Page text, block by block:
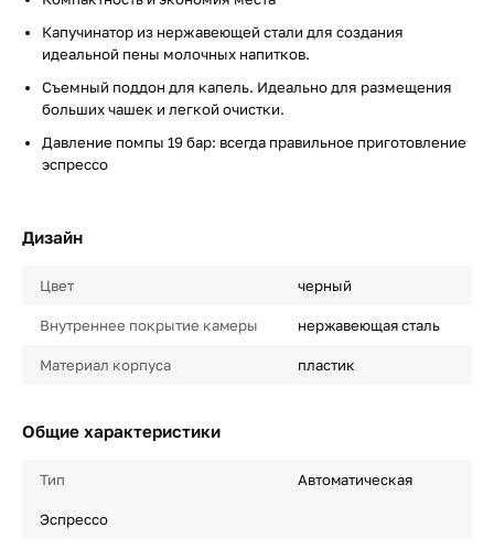
Капучинатор из нержавеющей стали для создания
идеальной пены молочных напитков.
Съемный поддон для капель. Идеально для размещения
больших чашек и легкой очистки.
Давление помпы 19 бар: всегда правильное приготовление
эспрессо
Дизайн
Цвет черный
Внутреннее покрытие камеры нержавеющая сталь
Материал корпуса пластик
Общие характеристики
Тип Автоматическая
Эспрессо